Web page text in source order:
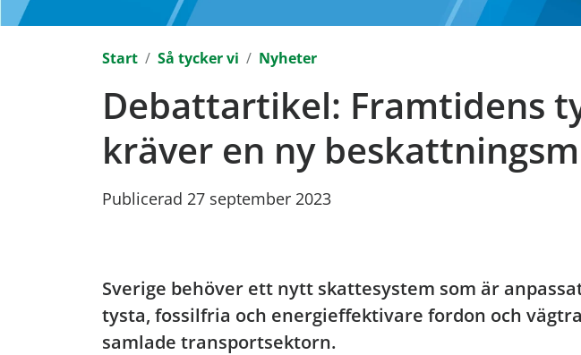
Start Så tycker vi Nyheter
Debattartikel: Framtidens
kräver en ny
Publicerad 27 september 2023
Sverige behöver ett nytt skattesystem som är
tysta, fossilfria och energieffektivare fordon och
samlade transportsektorn.